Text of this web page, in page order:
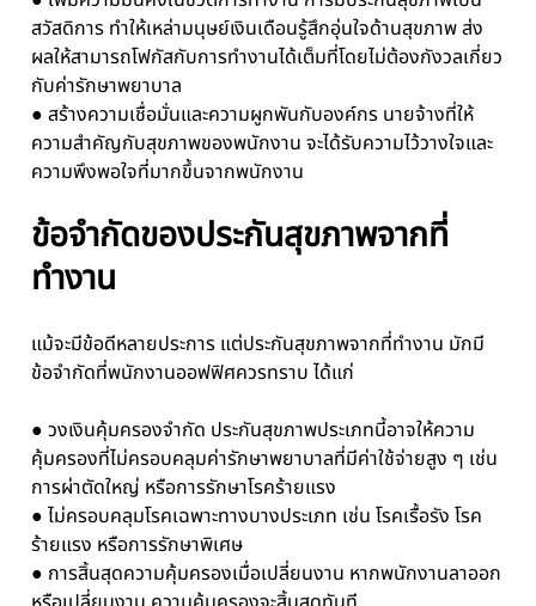
สวัสดิการ ทำให้เหล่ามนุษย์เงินเดือนรู้สึกอุ่นใจด้านสุขภาพ ส่ง
ผลให้สามารถโฟกัสกับการทำงานได้เต็มที่โดยไม่ต้องกังวลเกี่ยว
กับค่ารักษาพยาบาล
● สร้างความเชื่อมั่นและความผูกพันกับองค์กร นายจ้างที่ให้
ความสำคัญกับสุขภาพของพนักงาน จะได้รับความไว้วางใจและ
ความพึงพอใจที่มากขึ้นจากพนักงาน
ข้อจำกัดของประกันสุขภาพจากที่
ทำงาน
แม้จะมีข้อดีหลายประการ แต่ประกันสุขภาพจากที่ทำงาน มักมี
ข้อจำกัดที่พนักงานออฟฟิศควรทราบ ได้แก่
● วงเงินคุ้มครองจำกัด ประกันสุขภาพประเภทนี้อาจให้ความ
คุ้มครองที่ไม่ครอบคลุมค่ารักษาพยาบาลที่มีค่าใช้จ่ายสูง ๆ เช่น
การผ่าตัดใหญ่ หรือการรักษาโรคร้ายแรง
● ไม่ครอบคลุมโรคเฉพาะทางบางประเภท เช่น โรคเรื้อรัง โรค
ร้ายแรง หรือการรักษาพิเศษ
● การสิ้นสุดความคุ้มครองเมื่อเปลี่ยนงาน หากพนักงานลาออก